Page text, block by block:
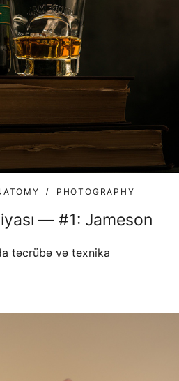
PHOTOGRAPHY
— #1: Jameson
təcrübə və texnika